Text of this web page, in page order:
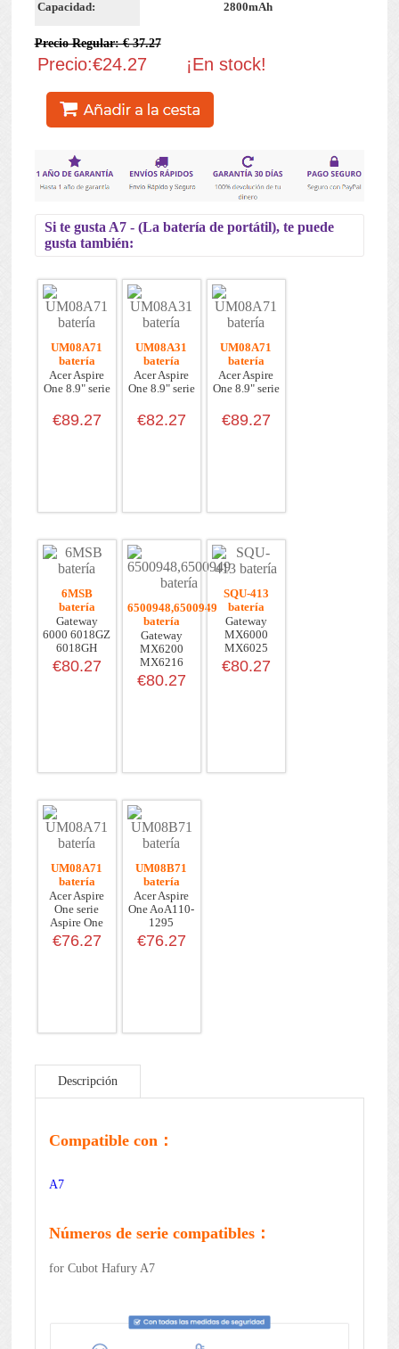
Capacidad: 2800mAh
Precio Regular: € 37.27
Precio:€24.27 ¡En stock!
Si te gusta A7 - (La batería de portátil), te puede
gusta también:
UM08A71
batería
Acer Aspire
One 8.9" serie
€89.27
UM08A31
batería
Acer Aspire
One 8.9" serie
€82.27
UM08A71
batería
Acer Aspire
One 8.9" serie
€89.27
6MSB
batería
Gateway
6000 6018GZ
6018GH
6020GZ 6...
€80.27
6500948,6500949
batería
Gateway
MX6200
MX6216
MX6400
MX64...
€80.27
SQU-413
batería
Gateway
MX6000
MX6025
MX6025h
MX...
€80.27
UM08A71
batería
Acer Aspire
One serie
Aspire One
A1...
€76.27
UM08B71
batería
Acer Aspire
One AoA110-
1295
AoA110-...
€76.27
Descripción
Compatible con：
A7
Números de serie compatibles：
for Cubot Hafury A7